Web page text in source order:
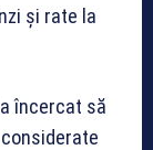
și rate la
încercat să